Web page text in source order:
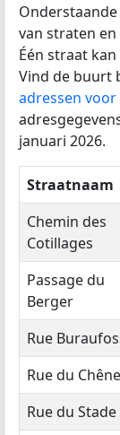
van straten
Één straat
Vind de buurt
adressen voor
januari 2026.
Straatnaam
Chemin des
Cotillages
Passage du
Berger
Rue
Rue du Chêne
Rue du Stade